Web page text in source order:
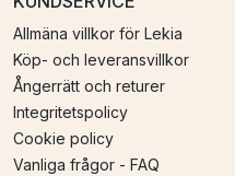
Allmäna villkor för Lekia
Köp- och leveransvillkor
Ångerrätt och returer
Integritetspolicy
Cookie policy
Vanliga frågor - FAQ